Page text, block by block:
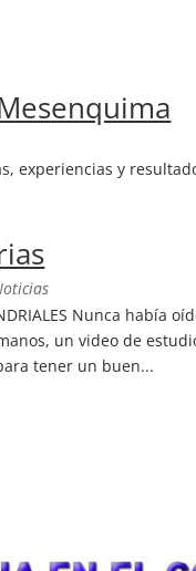
experiencias y
Nunca
un video de
tener un buen...